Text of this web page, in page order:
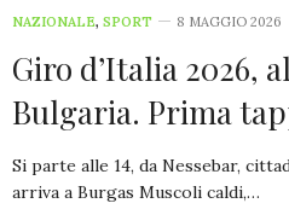
NAZIONALE, SPORT 8 MAGGIO 2026
Giro d’Italia 2026,
Bulgaria. Prima
Si parte alle 14, da Nessebar,
arriva a Burgas Muscoli caldi,…